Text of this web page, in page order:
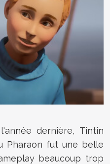
dernière, Tintin
Pharaon fut une belle
beaucoup trop